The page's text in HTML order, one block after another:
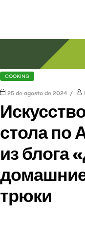
COOKING
25 de agosto de 2024
стола по
из блога
трюки